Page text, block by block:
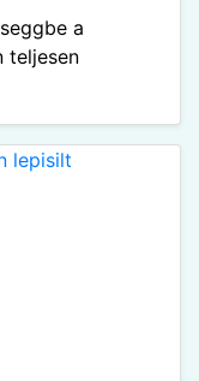
a
teljesen